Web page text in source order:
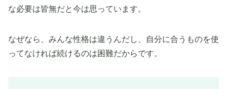
な必要は皆無だと今は思っています。
なぜなら、みんな性格は違うんだし、自分に合うものを使
ってなければ続けるのは困難だからです。